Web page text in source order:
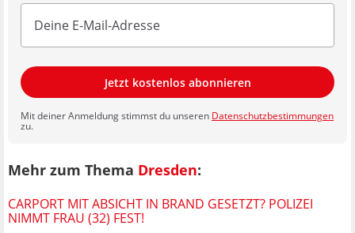
Jetzt kostenlos abonnieren
Mit deiner Anmeldung stimmst du unseren Datenschutzbestimmungen
zu.
Mehr zum Thema Dresden:
CARPORT MIT ABSICHT IN BRAND GESETZT? POLIZEI
NIMMT FRAU (32) FEST!